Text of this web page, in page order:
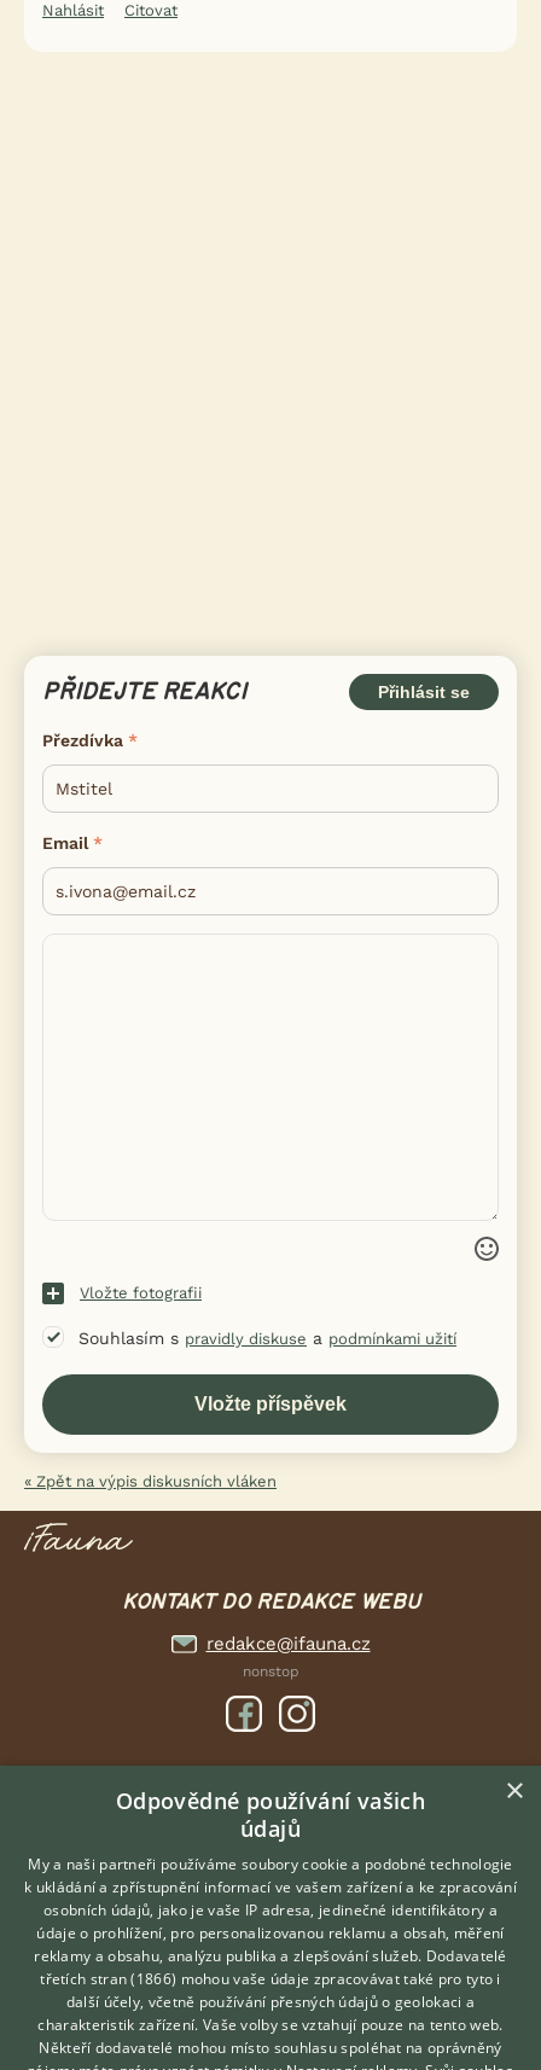
Nahlásit
Citovat
PŘIDEJTE REAKCI Přihlásit se
Přezdívka
Email
Vložte fotografii
Souhlasím s pravidly diskuse a podmínkami užití
« Zpět na výpis diskusních vláken
KONTAKT DO REDAKCE WEBU
redakce@ifauna.cz
nonstop
DOMOVSKÁ STRÁNKA
INZERCE
DISKUSE
ČLÁNKY
O nás
Kontakt
Možnosti zvýraznění inzerátů
Podmínky užití
Hledáte zvířecího kamaráda?
Zdarma vám poradí
VETERINÁŘ ONLINE
KONZULTOVAT S
×
Odpovědné používání vašich
údajů
My a naši partneři používáme soubory cookie a podobné technologie
k ukládání a zpřístupnění informací ve vašem zařízení a ke zpracování
osobních údajů, jako je vaše IP adresa, jedinečné identifikátory a
údaje o prohlížení, pro personalizovanou reklamu a obsah, měření
reklamy a obsahu, analýzu publika a zlepšování služeb. Dodavatelé
třetích stran (1866) mohou vaše údaje zpracovávat také pro tyto i
další účely, včetně používání přesných údajů o geolokaci a
charakteristik zařízení. Vaše volby se vztahují pouze na tento web.
Někteří dodavatelé mohou místo souhlasu spoléhat na oprávněný